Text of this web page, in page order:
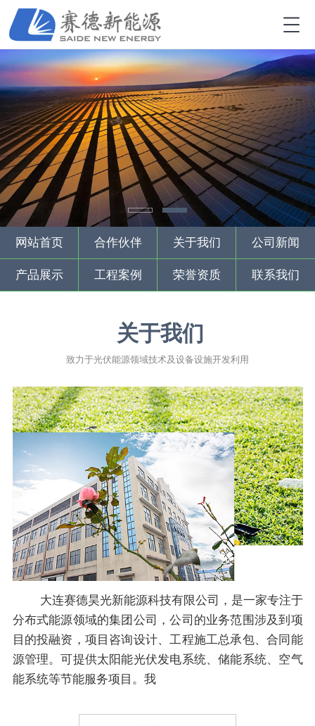
网站首页 合作伙伴 关于我们 公司新闻
产品展示 工程案例 荣誉资质 联系我们
关于我们
致力于光伏能源领域技术及设备设施开发利用
大连赛德昊光新能源科技有限公司，是一家专注于
分布式能源领域的集团公司，公司的业务范围涉及到项
目的投融资，项目咨询设计、工程施工总承包、合同能
源管理。可提供太阳能光伏发电系统、储能系统、空气
能系统等节能服务项目。我